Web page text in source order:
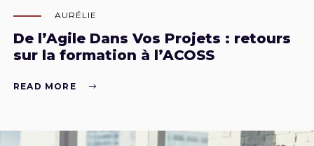
AURÉLIE
De l’Agile Dans Vos Projets : retours
sur la formation à l’ACOSS
READ MORE